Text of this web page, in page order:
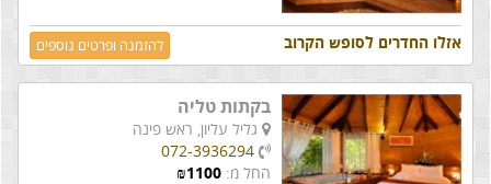
אזלו החדרים לסופש הקרוב להזמנה ופרטים נוספים
בקתות טליה
גליל עליון, ראש פינה
072-3936294
החל מ:
₪1100